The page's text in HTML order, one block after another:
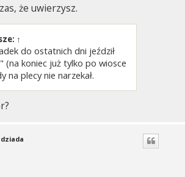
że uwierzysz.
↑
do ostatnich dni jeździł
(na koniec już tylko po wiosce
na plecy nie narzekał.